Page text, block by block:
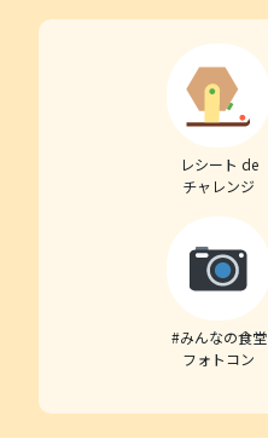
レシート de
チャレンジ
#みんなの食堂
フォトコン